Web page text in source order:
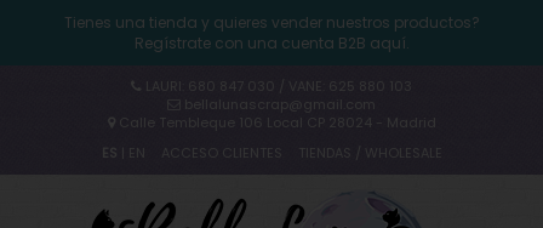
Tienes una tienda y quieres vender nuestros productos?
Regístrate con una cuenta B2B aquí.
LAURI: 680 847 030 / VANE: 625 880 103
bellalunascrap@gmail.com
Calle Tembleque 106 Local CP 28024 - Madrid
ES
EN ACCESO CLIENTES TIENDAS / WHOLESALE